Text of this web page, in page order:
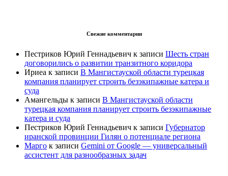
Свежие комментарии
Пестриков Юрий Геннадьевич к записи Шесть стран
договорились о развитии транзитного коридора
Ириеа к записи В Мангистауской области турецкая
компания планирует строить безэкипажные катера и
суда
Амангельды к записи В Мангистауской области
турецкая компания планирует строить безэкипажные
катера и суда
Пестриков Юрий Геннадьевич к записи Губернатор
иранской провинции Гилян о потенциале региона
Марго к записи Gemini от Google — универсальный
ассистент для разнообразных задач